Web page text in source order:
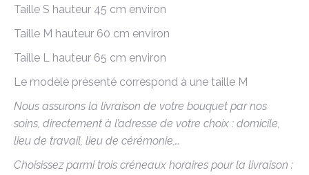
Taille S hauteur 45 cm environ
Taille M hauteur 60 cm environ
Taille L hauteur 65 cm environ
Le modèle présenté correspond à une taille M
Nous assurons la livraison de votre bouquet par nos
soins, directement à l’adresse de votre choix : domicile,
lieu de travail, lieu de cérémonie,…
Choisissez parmi trois créneaux horaires pour la livraison :